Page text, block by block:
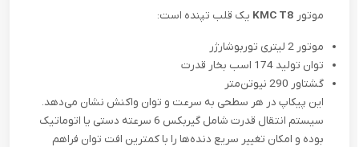
موتور KMC T8 یک قلب تپنده است:
موتور 2 لیتری توربوشارژر
توان تولید 174 اسب بخار قدرت
گشتاور 290 نیوتن‌متر
این پیکاپ در هر سطحی به سرعت و توان واکنش نشان می‌دهد.
سیستم انتقال قدرت شامل گیربکس 6 سرعته دستی یا اتوماتیک
بوده و امکان تغییر سریع دنده‌ها را با کمترین افت توان فراهم